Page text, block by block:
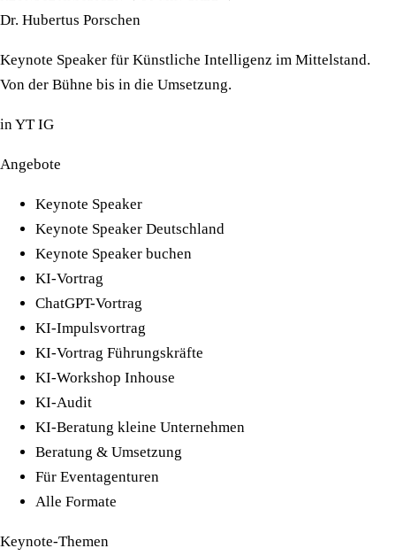
Dr. Hubertus Porschen
Keynote Speaker für Künstliche Intelligenz im Mittelstand.
Von der Bühne bis in die Umsetzung.
inYT IG
Angebote
Keynote Speaker
Keynote Speaker Deutschland
Keynote Speaker buchen
KI-Vortrag
ChatGPT-Vortrag
KI-Impulsvortrag
KI-Vortrag Führungskräfte
KI-Workshop Inhouse
KI-Audit
KI-Beratung kleine Unternehmen
Beratung & Umsetzung
Für Eventagenturen
Alle Formate
Keynote-Themen